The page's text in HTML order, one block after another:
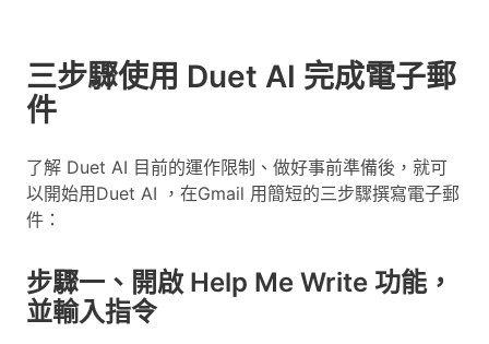
三步驟使用 Duet AI 完成電子郵
件
了解 Duet AI 目前的運作限制、做好事前準備後，就可
以開始用Duet AI ，在Gmail 用簡短的三步驟撰寫電子郵
件：
步驟一、開啟 Help Me Write 功能，
並輸入指令